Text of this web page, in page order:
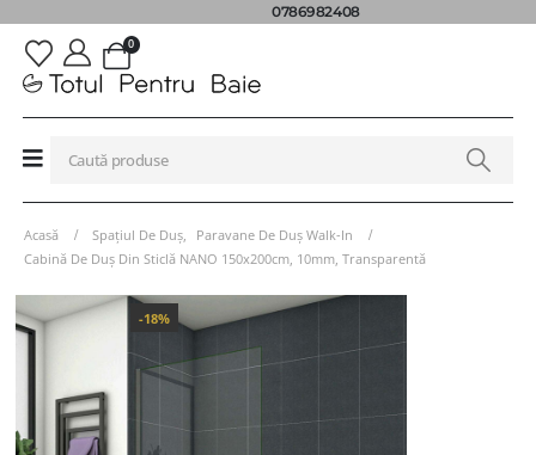
0786982408
0
Acasă Spațiul De Duș
Paravane De Duș Walk-In
Cabină De Duș Din Sticlă NANO 150x200cm, 10mm, Transparentă
-18%